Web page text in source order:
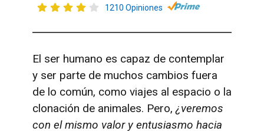
1210 Opiniones
El ser humano es capaz de contemplar
y ser parte de muchos cambios fuera
de lo común, como viajes al espacio o la
clonación de animales. Pero, ¿veremos
con el mismo valor y entusiasmo hacia